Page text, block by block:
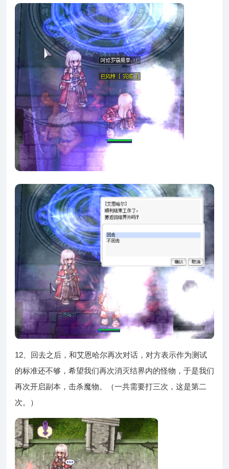
12、回去之后，和艾恩哈尔再次对话，对方表示作为测试
的标准还不够，希望我们再次消灭结界内的怪物，于是我们
再次开启副本，击杀魔物。（一共需要打三次，这是第二
次。）